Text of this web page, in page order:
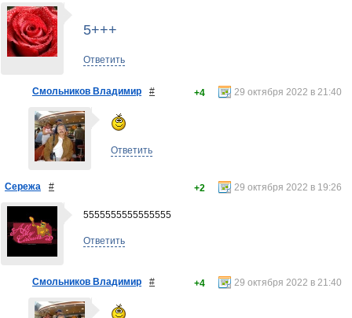
5+++
Ответить
Смольников Владимир # 29 октября 2022 в 21:40
+4
Ответить
Сережа # 29 октября 2022 в 19:26
+2
5555555555555555
Ответить
Смольников Владимир # 29 октября 2022 в 21:40
+4